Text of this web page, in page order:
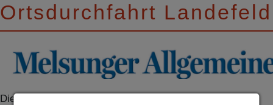
Ortsdurchfahrt Landefeld
Die HNA (Melsunger Allgemeine) veröffentlichte im